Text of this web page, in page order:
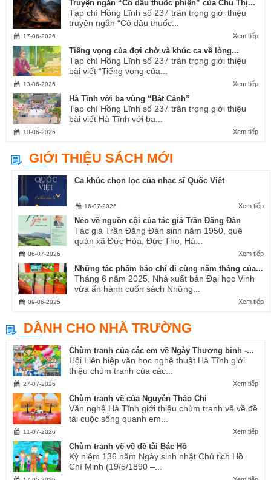
Truyện ngắn “Cô dâu thuốc phiện” của Chu Thị...
Tạp chí Hồng Lĩnh số 237 trân trọng giới thiệu
truyện ngắn “Cô dâu thuốc...
Xem tiếp
17-06-2026
Tiếng vọng của đợi chờ và khúc ca về lòng...
Tạp chí Hồng Lĩnh số 237 trân trọng giới thiệu
bài viết “Tiếng vọng của...
Xem tiếp
13-06-2026
Hà Tĩnh với ba vùng “Bát Cảnh”
Tạp chí Hồng Lĩnh số 237 trân trọng giới thiệu
bài viết Hà Tĩnh với ba...
Xem tiếp
10-06-2026
GIỚI THIỆU SÁCH MỚI
Ca khúc chọn lọc của nhạc sĩ Quốc Việt
Xem tiếp
16-07-2026
Nẻo về nguồn cội của tác giả Trần Đăng Đàn
Tác giả Trần Đăng Đàn sinh năm 1950, quê
quán xã Đức Hòa, Đức Thọ, Hà...
Xem tiếp
06-07-2026
Những tác phẩm báo chí đi cùng năm tháng của...
Tháng 6 năm 2025, Nhà xuất bản Đại học Vinh
vừa ấn hành cuốn sách Những...
Xem tiếp
09-06-2025
DÀNH CHO NHÀ TRƯỜNG
Chùm tranh của các em về Ngày Thương binh -...
Hội Liên hiệp văn học nghệ thuật Hà Tĩnh giới
thiệu chùm tranh của các...
Xem tiếp
27-07-2026
Chùm tranh vẽ của Nguyễn Thảo Chi
Văn nghệ Hà Tĩnh giới thiệu chùm tranh vẽ về đề
tài cuộc sống quanh em...
Xem tiếp
11-07-2026
Chùm tranh vẽ về đề tài Bác Hồ
Kỷ niệm 136 năm Ngày sinh nhật Chủ tịch Hồ
Chí Minh (19/5/1890 –...